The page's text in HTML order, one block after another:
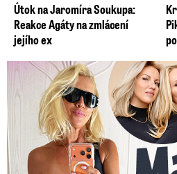
Útok na Jaromíra Soukupa:
Reakce Agáty na zmlácení
jejího ex
Krásná sestra Krainové bez emocí: